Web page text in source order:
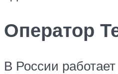
Оператор
В России